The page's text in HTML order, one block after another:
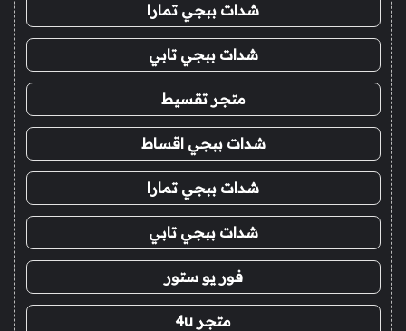
شدات ببجي تمارا
شدات ببجي تابي
متجر تقسيط
شدات ببجي اقساط
شدات ببجي تمارا
شدات ببجي تابي
فور يو ستور
متجر 4u